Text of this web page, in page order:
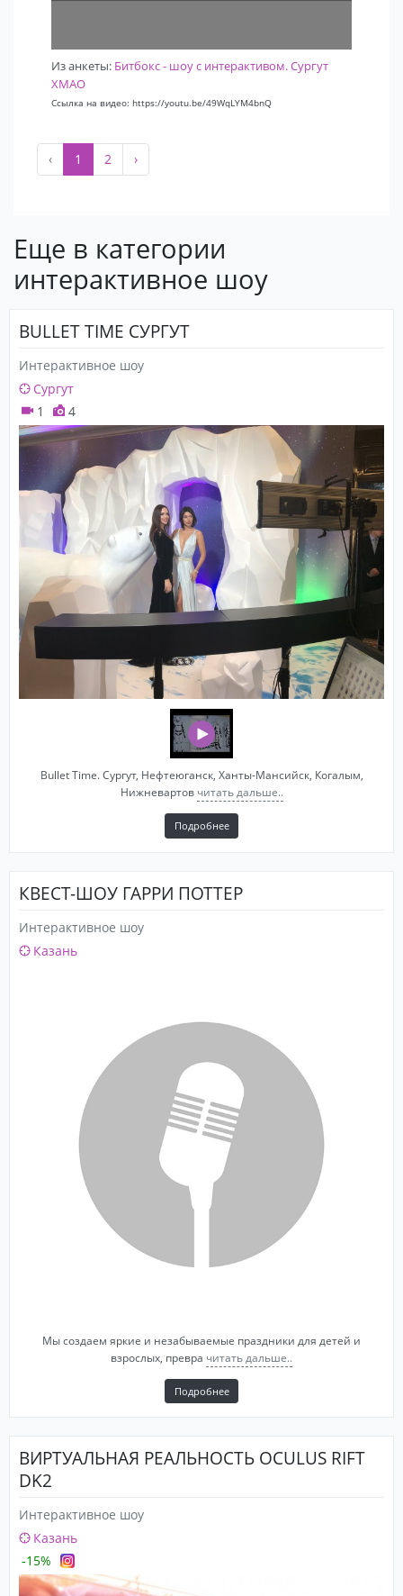
Из анкеты: Битбокс - шоу с интерактивом. Сургут
ХМАО
Ссылка на видео: https://youtu.be/49WqLYM4bnQ
‹ 1 2 ›
Еще в категории
интерактивное шоу
BULLET TIME СУРГУТ
Интерактивное шоу
Сургут
1
4
Bullet Time. Сургут, Нефтеюганск, Ханты-Мансийск, Когалым,
Нижневартов читать дальше..
Подробнее
КВЕСТ-ШОУ ГАРРИ ПОТТЕР
Интерактивное шоу
Казань
Мы создаем яркие и незабываемые праздники для детей и
взрослых, превра читать дальше..
Подробнее
ВИРТУАЛЬНАЯ РЕАЛЬНОСТЬ OCULUS RIFT
DK2
Интерактивное шоу
Казань
-15%